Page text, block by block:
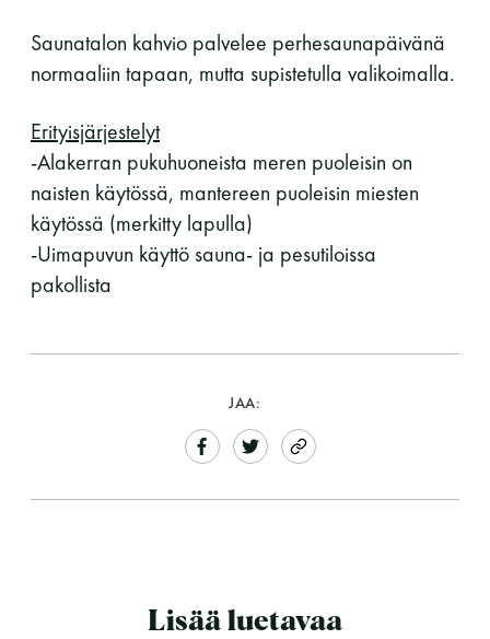
Saunatalon kahvio palvelee perhesaunapäivänä
normaaliin tapaan, mutta supistetulla valikoimalla.
Erityisjärjestelyt
-Alakerran pukuhuoneista meren puoleisin on
naisten käytössä, mantereen puoleisin miesten
käytössä (merkitty lapulla)
-Uimapuvun käyttö sauna- ja pesutiloissa
pakollista
JAA:
Lisää luetavaa